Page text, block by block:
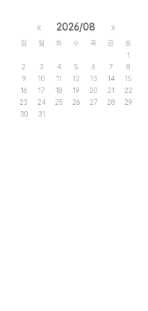
« 2026/08 »
일 월 화 수 목 금
토
1
2
3 4 5 6 7
8
9
10 11 12 13 14
15
16
17 18 19 20 21
22
23
24 25 26 27 28
29
30
31